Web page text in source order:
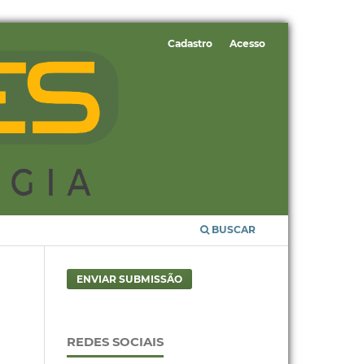
BUSCAR
Cadastro Acesso
ENVIAR SUBMISSÃO
REDES SOCIAIS